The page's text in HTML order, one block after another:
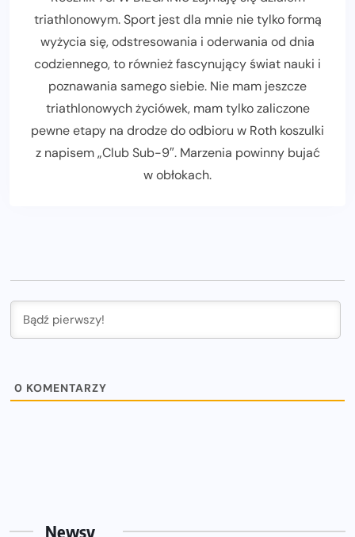
triathlonowym. Sport jest dla mnie nie tylko formą
wyżycia się, odstresowania i oderwania od dnia
codziennego, to również fascynujący świat nauki i
poznawania samego siebie. Nie mam jeszcze
triathlonowych życiówek, mam tylko zaliczone
pewne etapy na drodze do odbioru w Roth koszulki
z napisem „Club Sub-9″. Marzenia powinny bujać
w obłokach.
0 KOMENTARZY
Newsy